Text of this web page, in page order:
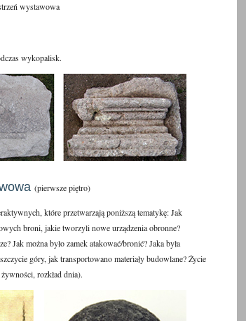
wystawowa
wykopalisk.
(pierwsze piętro)
które przetwarzają poniższą tematykę: Jak
broni, jakie tworzyli nowe urządzenia obronne?
Jak można było zamek atakować/bronić? Jaka była
góry, jak transportowano materiały budowlane? Życie
rozkład dnia).